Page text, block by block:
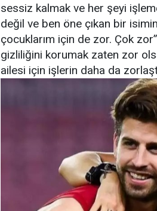
sessiz kalmak ve her şeyi
değil ve ben öne çıkan bir
çocuklarım için de zor. Çok
gizliliğini korumak zaten zor
ailesi için işlerin daha da